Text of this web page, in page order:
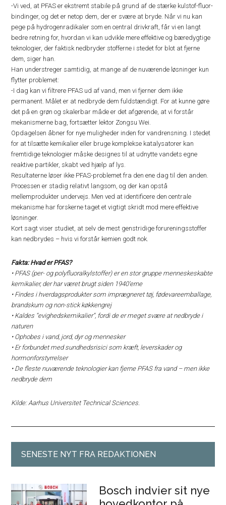
-Vi ved, at PFAS er ekstremt stabile på grund af de stærke kulstof-fluor-
bindinger, og det er netop dem, der er svære at bryde. Når vi nu kan
pege på hydrogenradikaler som en central drivkraft, får vi en langt
bedre retning for, hvordan vi kan udvikle mere effektive og bæredygtige
teknologier, der faktisk nedbryder stofferne i stedet for blot at fjerne
dem, siger han.
Han understreger samtidig, at mange af de nuværende løsninger kun
flytter problemet:
-I dag kan vi filtrere PFAS ud af vand, men vi fjerner dem ikke
permanent. Målet er at nedbryde dem fuldstændigt. For at kunne gøre
det på en grøn og skalerbar måde er det afgørende, at vi forstår
mekanismerne bag, fortsætter lektor Zongsu Wei.
Opdagelsen åbner for nye muligheder inden for vandrensning. I stedet
for at tilsætte kemikalier eller bruge komplekse katalysatorer kan
fremtidige teknologier måske designes til at udnytte vandets egne
reaktive partikler, skabt ved hjælp af lys.
Resultaterne løser ikke PFAS-problemet fra den ene dag til den anden.
Processen er stadig relativt langsom, og der kan opstå
mellemprodukter undervejs. Men ved at identificere den centrale
mekanisme har forskerne taget et vigtigt skridt mod mere effektive
løsninger.
Kort sagt viser studiet, at selv de mest genstridige forureningsstoffer
kan nedbrydes – hvis vi forstår kemien godt nok.
Fakta: Hvad er PFAS?
• PFAS (per- og polyfluoralkylstoffer) er en stor gruppe menneskeskabte
kemikalier, der har været brugt siden 1940’erne
• Findes i hverdagsprodukter som imprægneret tøj, fødevareemballage,
brandskum og non-stick køkkengrej
• Kaldes “evighedskemikalier”, fordi de er meget svære at nedbryde i
naturen
• Ophobes i vand, jord, dyr og mennesker
• Er forbundet med sundhedsrisici som kræft, leverskader og
hormonforstyrrelser
• De fleste nuværende teknologier kan fjerne PFAS fra vand – men ikke
nedbryde dem
Kilde: Aarhus Universitet Technical Sciences.
SENESTE NYT FRA REDAKTIONEN
Bosch indvier sit nye